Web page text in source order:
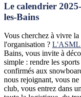
Le calendrier
les-Bains
Vous cherchez à vivre la
l'organisation ? L'ASML
Bains, vous invite à
simple : rendre les
confirmés aux
nous rejoignant, vous
club, vous entrez dans